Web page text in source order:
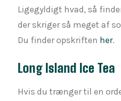
Ligegyldigt hvad, så
der skriger så meget af
Du finder opskriften her.
Long Island Ice Tea
Hvis du trænger til en